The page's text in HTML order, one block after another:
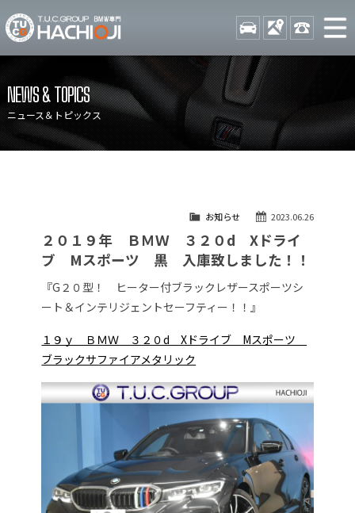
TUCグループ BMW専門 八
STOCK ACCESS 042-
在庫リスト
目玉車両一覧
店舗紹介
保証＆サービス
アクセスマップ
自動車保険
TUCとは？
リクルート
納車blog
スタッフblog
会社概要
NEWS & TOPICS
ニュース＆トピックス
2023.06.26
お知らせ
２０１９年 ＢＭＷ ３２０d Xドライ
ブ Mスポーツ 黒 入庫致しました！！
『G２０型！ ヒーター付ブラックレザースポーツシ
ート＆インテリジェントセーフティー！！』
１９ｙ ＢＭＷ ３２０d Xドライブ Mスポーツ
ブラックサファイアメタリック